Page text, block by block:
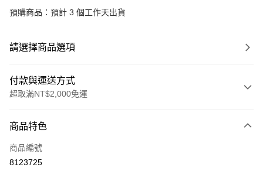
預購商品：預計 3 個工作天出貨
請選擇商品選項
付款與運送方式
超取滿NT$2,000免運
信用卡一次付款
超商取貨付款
商品特色
商品編號
8123725